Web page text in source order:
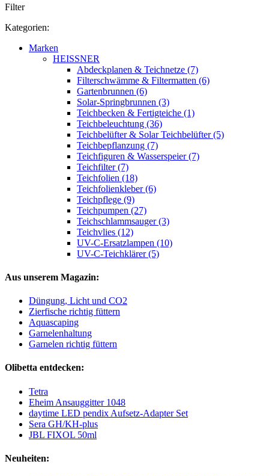
Filter
Kategorien:
Marken
HEISSNER
Abdeckplanen & Teichnetze (7)
Filterschwämme & Filtermatten (6)
Gartenbrunnen (6)
Solar-Springbrunnen (3)
Teichbecken & Fertigteiche (1)
Teichbeleuchtung (36)
Teichbelüfter & Solar Teichbelüfter (5)
Teichbepflanzung (7)
Teichfiguren & Wasserspeier (7)
Teichfilter (7)
Teichfolien (18)
Teichfolienkleber (6)
Teichpflege (9)
Teichpumpen (27)
Teichschlammsauger (3)
Teichvlies (12)
UV-C-Ersatzlampen (10)
UV-C-Teichklärer (5)
Aus unserem Magazin:
Düngung, Licht und CO2
Zierfische richtig füttern
Aquascaping
Garnelenhaltung
Garnelen richtig füttern
Olibetta entdecken:
Tetra
Eheim Ansauggitter 1048
daytime LED pendix Aufsetz-Adapter Set
Sera GH/KH-plus
JBL FIXOL 50ml
Neuheiten: